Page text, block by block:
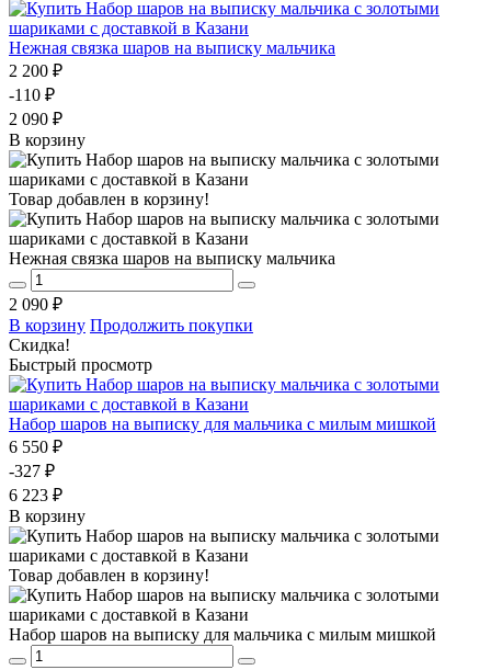
Нежная связка шаров на выписку мальчика
2 200 ₽
-110 ₽
2 090 ₽
В корзину
Товар добавлен в корзину!
Нежная связка шаров на выписку мальчика
2 090 ₽
В корзину Продолжить покупки
Скидка!
Быстрый просмотр
Набор шаров на выписку для мальчика с милым мишкой
6 550 ₽
-327 ₽
6 223 ₽
В корзину
Товар добавлен в корзину!
Набор шаров на выписку для мальчика с милым мишкой